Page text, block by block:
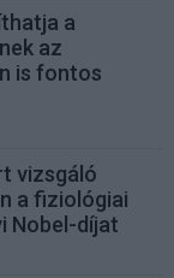
a
az
is fontos
vizsgáló
a fiziológiai
Nobel-díjat